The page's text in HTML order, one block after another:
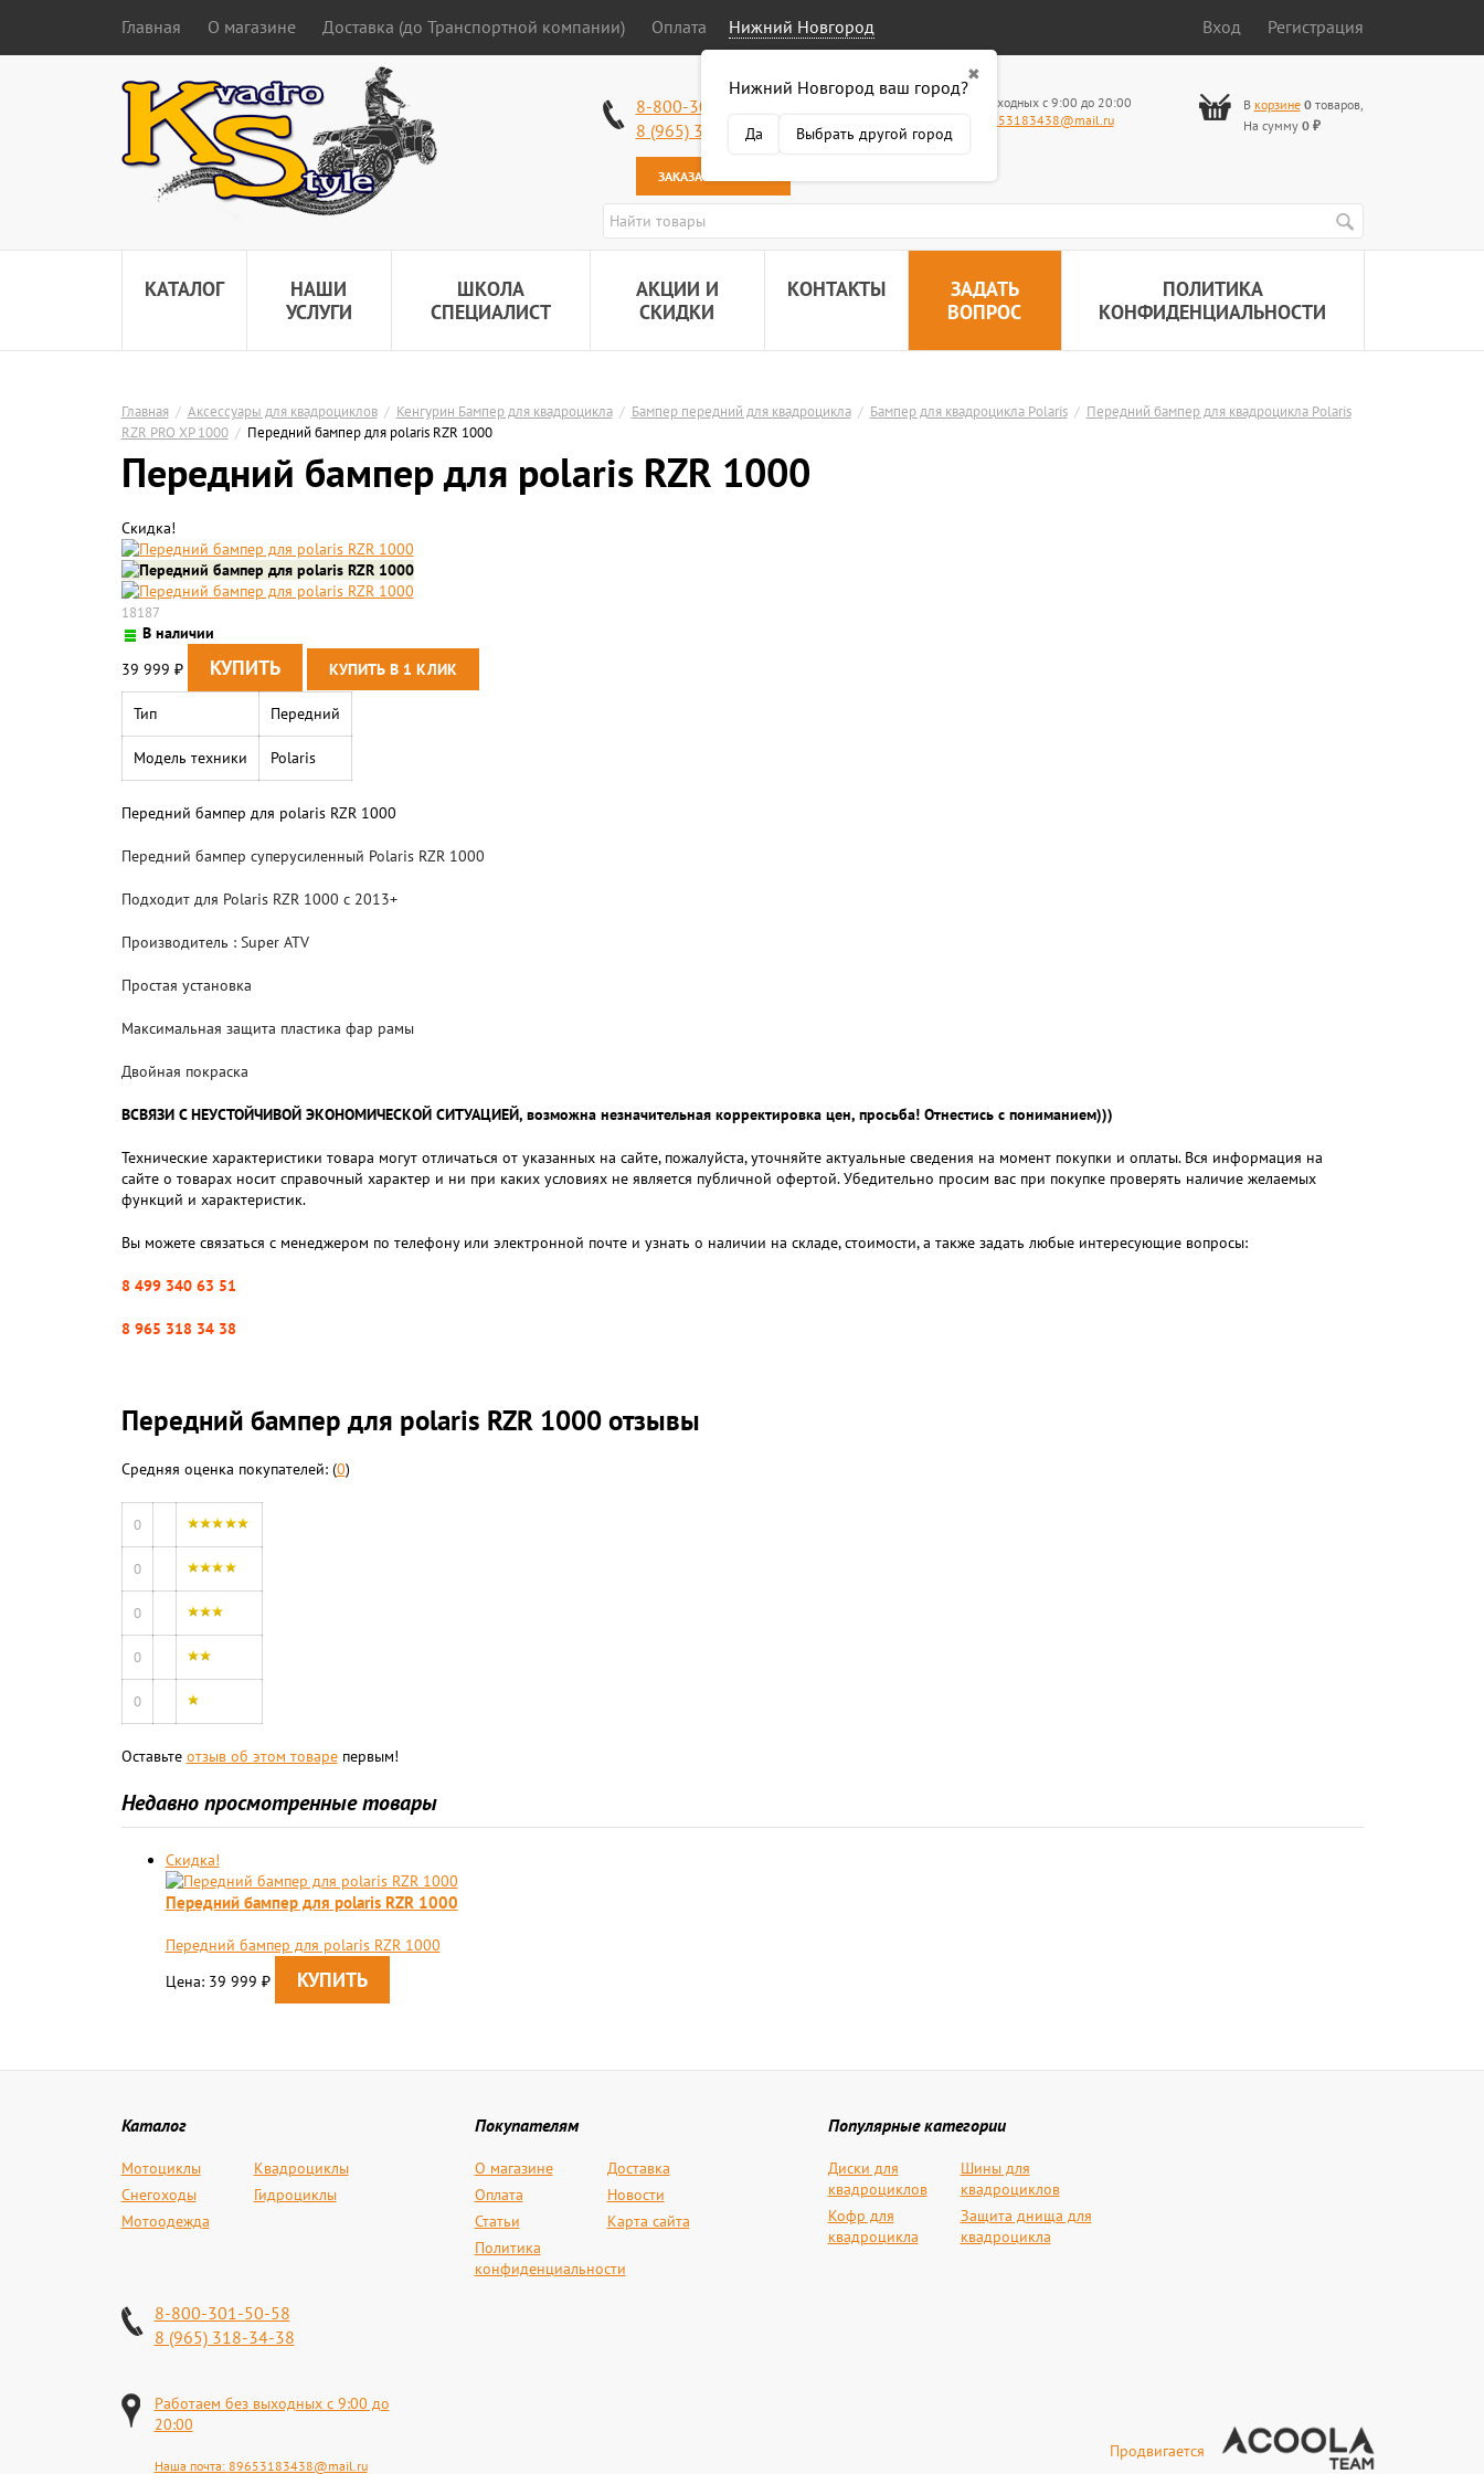
Главная О магазине Доставка (до Транспортной компании) Оплата Нижний Новгород
✖
Нижний Новгород ваш город?
Да Выбрать другой город
Вход Регистрация
8-800-301-50-58
8 (965) 318-34-38
ЗАКАЗАТЬ ЗВОНОК
Работаем без выходных с 9:00 до 20:00
89653183438@mail.ru
В корзине 0товаров,
На сумму 0 ₽
КАТАЛОГ
НАШИ
УСЛУГИ
ШКОЛА
СПЕЦИАЛИСТ
АКЦИИ И
СКИДКИ
КОНТАКТЫ
ЗАДАТЬ
ВОПРОС
ПОЛИТИКА
КОНФИДЕНЦИАЛЬНОСТИ
Главная / Аксессуары для квадроциклов / Кенгурин Бампер для квадроцикла / Бампер передний для квадроцикла / Бампер для квадроцикла Polaris / Передний бампер для квадроцикла Polaris
RZR PRO XP 1000 / Передний бампер для polaris RZR 1000
Передний бампер для polaris RZR 1000
Скидка!
18187
В наличии
39 999 ₽
Тип Передний
Модель техники Polaris
Передний бампер для polaris RZR 1000
Передний бампер суперусиленный Polaris RZR 1000
Подходит для Polaris RZR 1000 с 2013+
Производитель : Super ATV
Простая установка
Максимальная защита пластика фар рамы
Двойная покраска
ВСВЯЗИ С НЕУСТОЙЧИВОЙ ЭКОНОМИЧЕСКОЙ СИТУАЦИЕЙ, возможна незначительная корректировка цен, просьба! Отнестись с пониманием)))
Технические характеристики товара могут отличаться от указанных на сайте, пожалуйста, уточняйте актуальные сведения на момент покупки и оплаты. Вся информация на
сайте о товарах носит справочный характер и ни при каких условиях не является публичной офертой. Убедительно просим вас при покупке проверять наличие желаемых
функций и характеристик.
Вы можете связаться с менеджером по телефону или электронной почте и узнать о наличии на складе, стоимости, а также задать любые интересующие вопросы:
8 499 340 63 51
8 965 318 34 38
Передний бампер для polaris RZR 1000 отзывы
Средняя оценка покупателей: (0)
0
0
0
0
0
Оставьте отзыв об этом товарепервым!
Недавно просмотренные товары
Скидка!
Передний бампер для polaris RZR 1000
Передний бампер для polaris RZR 1000
Цена: 39 999 ₽
Каталог
Мотоциклы
Квадроциклы
Снегоходы
Гидроциклы
Мотоодежда
Покупателям
О магазине
Доставка
Оплата
Новости
Статьи
Карта сайта
Политика
конфиденциальности
Популярные категории
Диски для
квадроциклов
Шины для
квадроциклов
Кофр для
квадроцикла
Защита днища для
квадроцикла
8-800-301-50-58
8 (965) 318-34-38
Работаем без выходных с 9:00 до
20:00
Наша почта: 89653183438@mail.ru
Продвигается